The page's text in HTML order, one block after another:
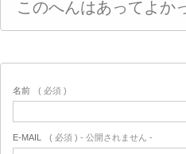
このへんはあってよか
名前 ( 必須 )
E-MAIL ( 必須 ) - 公開されません -